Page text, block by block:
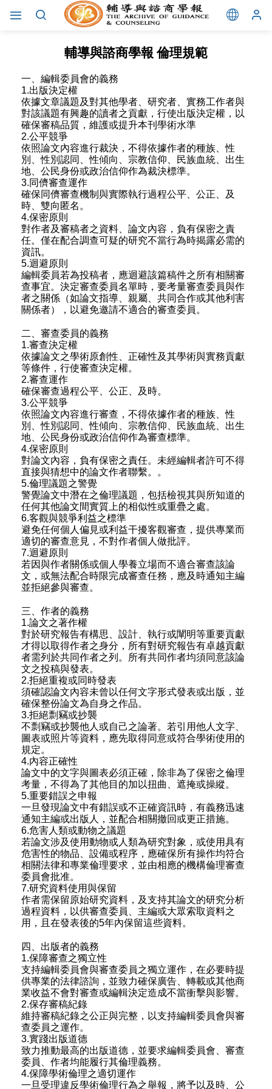
輔導與諮商學報 倫理規範
一、編輯委員會的義務
1.出版決定權
依據文章議題及對其他學者、研究者、實務工作者與
對該議題有興趣的讀者之貢獻，行使出版決定權，以
確保審稿品質，維護或提升本刊學術水準
2.公平競爭
依照論文內容進行裁決，不得依據作者的種族、性
別、性別認同、性傾向、宗教信仰、民族血統、出生
地、公民身份或政治信仰作為裁決標準。
3.同儕審查運作
確保同儕審查機制與實際執行過程公平、公正、及
時、雙向匿名。
4.保密原則
對作者及審稿者之資料、論文內容，負有保密之責
任。僅在配合調查可疑的研究不當行為時揭露必需的
資訊。
5.迴避原則
編輯委員若為投稿者，應迴避該篇稿件之所有相關審
查事宜。決定審查委員名單時，要考量審查委員與作
者之關係（如論文指導、親屬、共同合作或其他利害
關係者），以避免邀請不適合的審查委員。
二、審查委員的義務
1.審查決定權
依據論文之學術原創性、正確性及其學術與實務貢獻
等條件，行使審查決定權。
2.審查運作
確保審查過程公平、公正、及時。
3.公平競爭
依照論文內容進行審查，不得依據作者的種族、性
別、性別認同、性傾向、宗教信仰、民族血統、出生
地、公民身份或政治信仰作為審查標準。
4.保密原則
對論文內容，負有保密之責任。未經編輯者許可不得
直接與猜想中的論文作者聯繫。。
5.倫理議題之警覺
警覺論文中潛在之倫理議題，包括檢視其與所知道的
任何其他論文間實質上的相似性或重疊之處。
6.客觀與競爭利益之標準
避免任何個人偏見或利益干擾客觀審查，提供專業而
適切的審查意見，不對作者個人做批評。
7.迴避原則
若因與作者關係或個人學養立場而不適合審查該論
文，或無法配合時限完成審查任務，應及時通知主編
並拒絕參與審查。
三、作者的義務
1.論文之著作權
對於研究報告有構思、設計、執行或闡明等重要貢獻
才得以取得作者之身分，所有對研究報告有卓越貢獻
者需列於共同作者之列。
所有共同作者均須同意該論
文之投稿與發表。
2.拒絕重複或同時發表
須確認論文內容未曾以任何文字形式發表或出版，並
確保整份論文為自身之作品。
3.拒絕剽竊或抄襲
不剽竊或抄襲他人或自己之論著。若引用他人文字、
圖表或照片等資料，應先取得同意或符合學術使用的
規定。
4.內容正確性
論文中的文字與圖表必須正確，除非為了保密之倫理
考量，不得為了其他目的加以扭曲、遮掩或操縱。
5.重要錯誤之申報
一旦發現論文中有錯誤或不正確資訊時，有義務迅速
通知主編或出版人，並配合相關撤回或更正措施。
6.危害人類或動物之議題
若論文涉及使用動物或人類為研究對象，或使用具有
危害性的物品、設備或程序，應確保所有操作均符合
相關法律和專業倫理要求，並由相應的機構倫理審查
委員會批准。
7.研究資料使用與保留
作者需保留原始研究資料，及支持其論文的研究分析
過程資料，以供審查委員、主編或大眾索取資料之
用，且在發表後的5年內保留這些資料。
四、出版者的義務
1.保障審查之獨立性
支持編輯委員會與審查委員之獨立運作，在必要時提
供專業的法律諮詢，並致力確保廣告、轉載或其他商
業收益不會對審查或編輯決定造成不當衝擊與影響。
2.保存審稿紀錄
維持審稿紀錄之公正與完整，以支持編輯委員會與審
查委員之運作。
3.實踐出版道德
致力推動最高的出版道德，並要求編輯委員會、審查
委員、作者均能履行其倫理義務。
4.保障學術倫理之適切運作
一旦受理違反學術倫理行為之舉報，將予以及時、公